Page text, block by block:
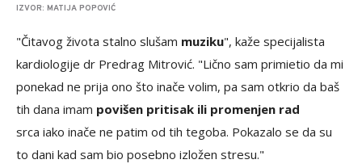
IZVOR: MATIJA POPOVIĆ
"Čitavog života stalno slušam muziku", kaže specijalista
kardiologije dr Predrag Mitrović. "Lično sam primietio da mi
ponekad ne prija ono što inače volim, pa sam otkrio da baš
tih dana imam povišen pritisak ili promenjen rad
srca iako inače ne patim od tih tegoba. Pokazalo se da su
to dani kad sam bio posebno izložen stresu."